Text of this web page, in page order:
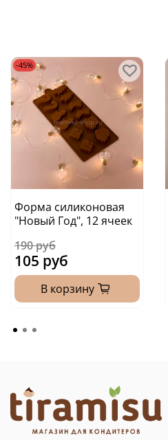
-45%
Форма силиконовая
"Новый Год", 12 ячеек
190 руб
105 руб
В корзину